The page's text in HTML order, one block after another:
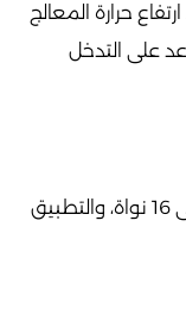
حرارة المعالج
على التدخل
بعض المعالجات تحتوي على 4، 8، أو حتى 16 نواة، والتطبيق